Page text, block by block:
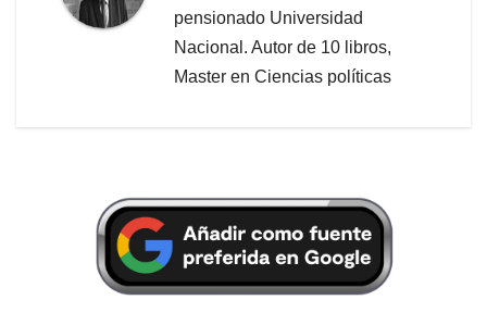
pensionado Universidad
Nacional. Autor de 10 libros,
Master en Ciencias políticas